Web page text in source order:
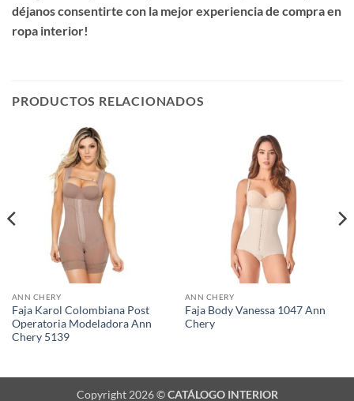
déjanos consentirte con la mejor experiencia de compra en
ropa interior!
PRODUCTOS RELACIONADOS
ANN CHERY
Faja Karol Colombiana Post
Operatoria Modeladora Ann
Chery 5139
ANN CHERY
Faja Body Vanessa 1047 Ann
Chery
Copyright 2026 ©CATÁLOGO INTERIOR